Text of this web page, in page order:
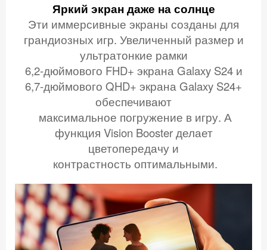
Яркий экран даже на солнце
Эти иммерсивные экраны созданы для
грандиозных игр. Увеличенный размер и
ультратонкие рамки
6,2-дюймового FHD+ экрана Galaxy S24 и
6,7-дюймового QHD+ экрана Galaxy S24+
обеспечивают
максимальное погружение в игру. А
функция Vision Booster делает
цветопередачу и
контрастность оптимальными.